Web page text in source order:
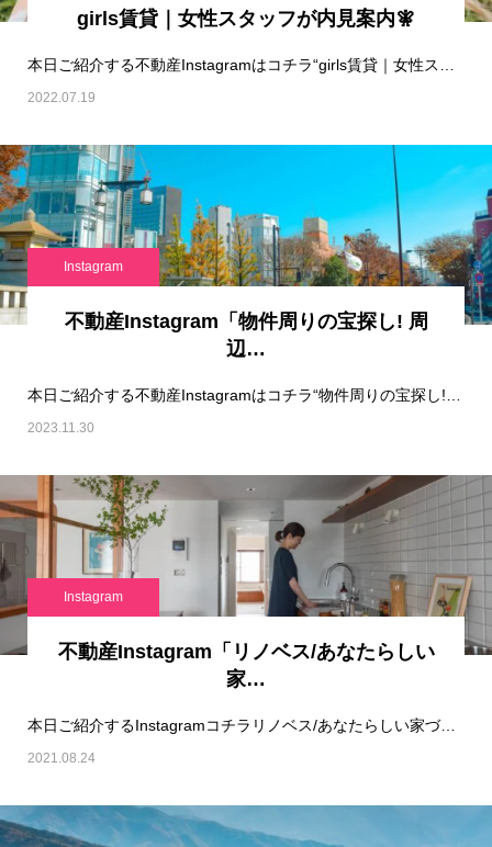
girls賃貸｜女性スタッフが内見案内🧚
2022.07.19
Instagram
不動産Instagram「物件周りの宝探し! 周
辺…
2023.11.30
Instagram
不動産Instagram「リノベス/あなたらしい
家…
本日ご紹介するInstagramコチラリノベス/あなたらしい家づくりです！リノベ…
2021.08.24